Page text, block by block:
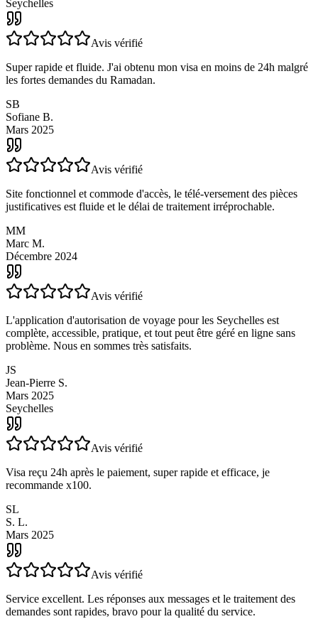
CM
Céline M.
Novembre 2024
Seychelles
Avis vérifié
Super rapide et fluide. J'ai obtenu mon visa en moins de 24h malgré
les fortes demandes du Ramadan.
SB
Sofiane B.
Mars 2025
Avis vérifié
Site fonctionnel et commode d'accès, le télé-versement des pièces
justificatives est fluide et le délai de traitement irréprochable.
MM
Marc M.
Décembre 2024
Avis vérifié
complète, accessible, pratique, et tout peut être géré en ligne sans
problème. Nous en sommes très satisfaits.
JS
Jean-Pierre S.
Mars 2025
Seychelles
Visa reçu 24h après le paiement, super rapide et efficace, je
recommande x100.
SL
S. L.
Mars 2025
Avis vérifié